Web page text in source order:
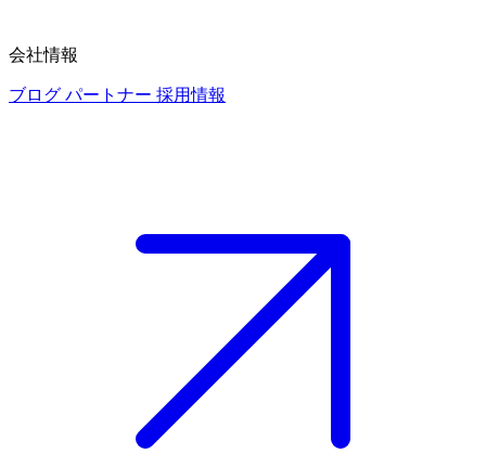
会社情報
ブログ パートナー 採用情報